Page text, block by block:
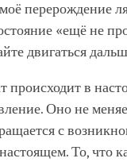
перерождение
«ещё не
двигаться
происходит в
Оно не
с
То, что